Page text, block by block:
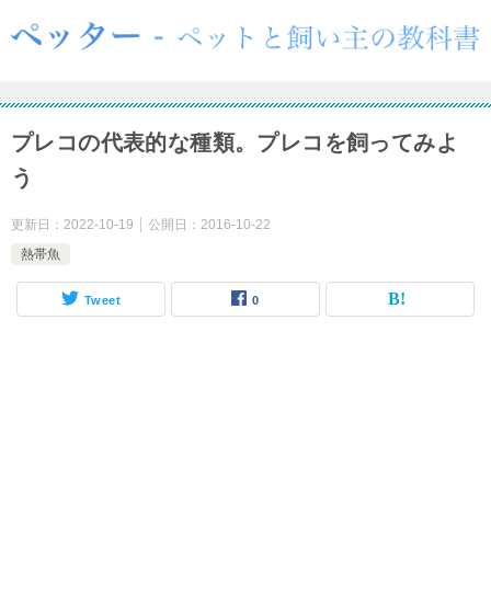
プレコの代表的な種類。プレコを飼ってみよ
う
更新日： 2022-10-19 公開日： 2016-10-22
熱帯魚
Tweet 0